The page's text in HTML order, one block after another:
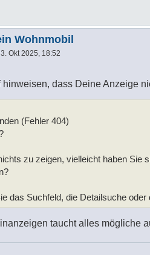
Wohnmobil
Okt 2025, 18:52
dass Deine Anzeige
(Fehler 404)
zu zeigen, vielleicht haben Sie
das Suchfeld, die Detailsuche
taucht alles mögliche